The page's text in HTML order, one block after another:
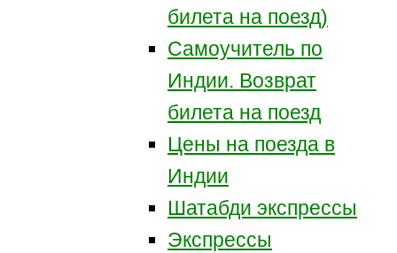
билета на поезд)
Самоучитель по
Индии. Возврат
билета на поезд
Цены на поезда в
Индии
Шатабди экспрессы
Экспрессы